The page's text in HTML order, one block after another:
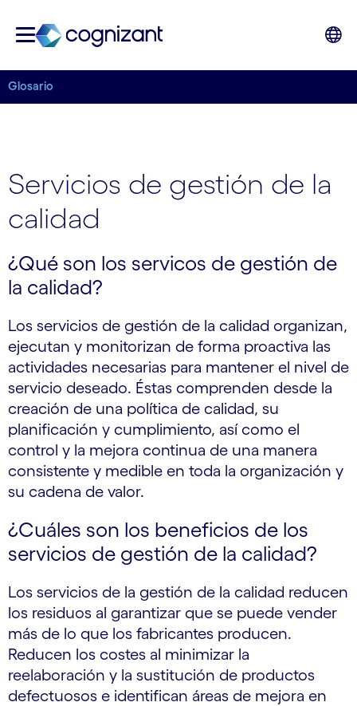
Glosario
Servicios de gestión de la
calidad
¿Qué son los servicos de gestión de
la calidad?
Los servicios de gestión de la calidad organizan,
ejecutan y monitorizan de forma proactiva las
actividades necesarias para mantener el nivel de
servicio deseado. Éstas comprenden desde la
creación de una política de calidad, su
planificación y cumplimiento, así como el
control y la mejora continua de una manera
consistente y medible en toda la organización y
su cadena de valor.
¿Cuáles son los beneficios de los
servicios de gestión de la calidad?
Los servicios de la gestión de la calidad reducen
los residuos al garantizar que se puede vender
más de lo que los fabricantes producen.
Reducen los costes al minimizar la
reelaboración y la sustitución de productos
defectuosos e identifican áreas de mejora en